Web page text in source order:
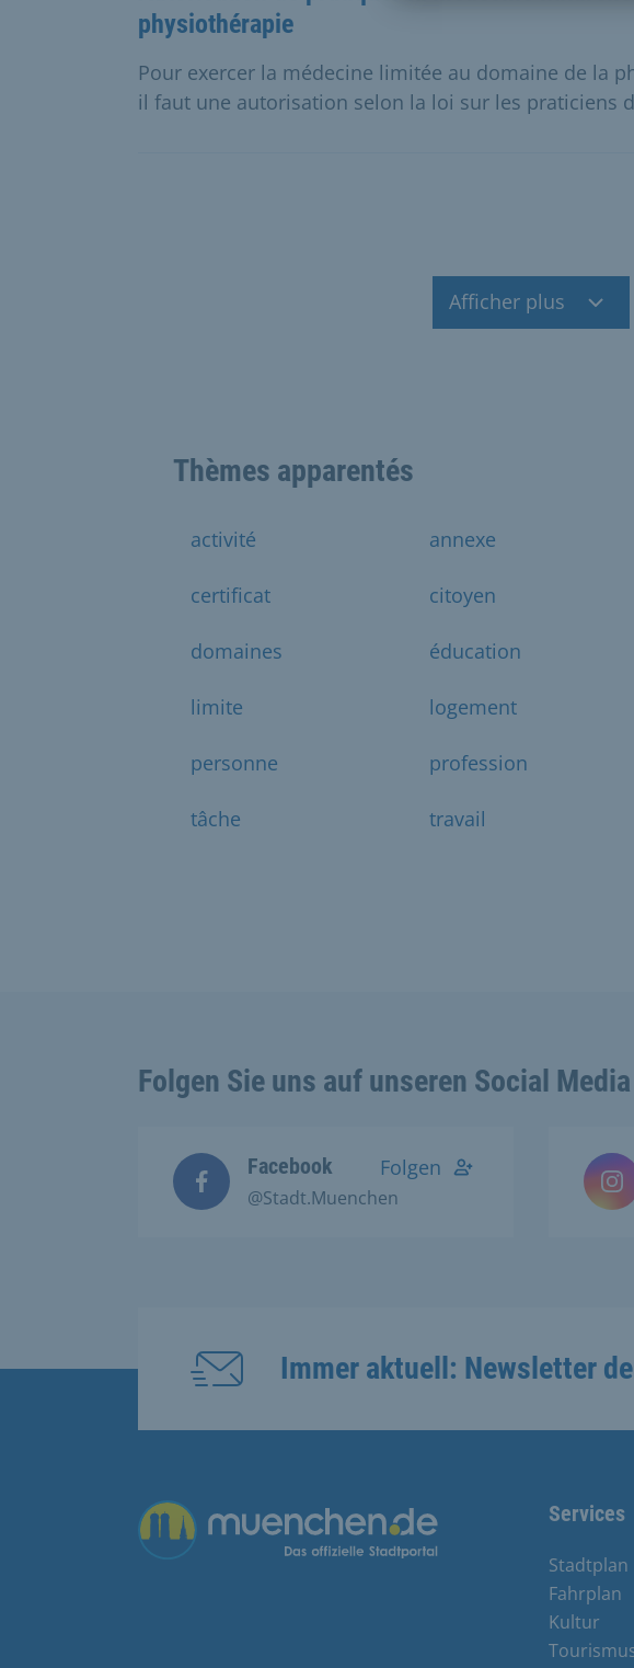
physiothérapie
Pour exercer la médecine limitée au domaine de la
il faut une autorisation selon la loi sur les praticiens
Afficher plus
Thèmes apparentés
activité annexe
certificat citoyen
domaines éducation
limite logement
personne profession
tâche travail
Folgen Sie uns auf unseren Social
Facebook
@Stadt.Muenchen
Folgen
Immer aktuell: Newsletter
Übergreifende Links Services
Stadtplan
Fahrplan
Kultur